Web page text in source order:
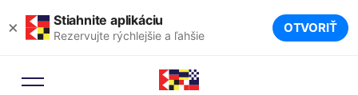
× Stiahnite aplikáciu
Rezervujte rýchlejšie a ľahšie OTVORIŤ